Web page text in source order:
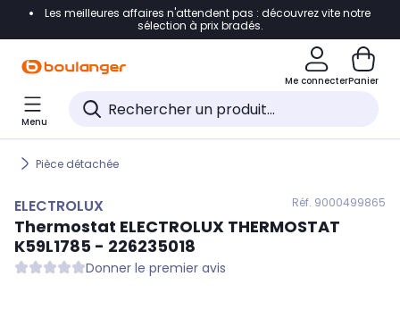
Accéder directement à la navigation
Accéder directement au pied de page
Accéder directement au chatbot
Les meilleures affaires n'attendent pas : découvrez vite notre
sélection à prix bradés.
Me connecterPanier
Menu
Pièce détachée
ELECTROLUX Réf. 9000499865
Thermostat ELECTROLUX THERMOSTAT
K59L1785 - 226235018
Donner le premier avis